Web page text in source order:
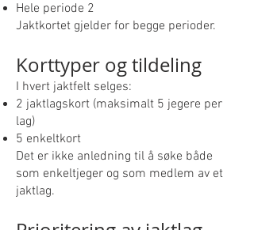
Hele periode 2
Jaktkortet gjelder for begge perioder.
Korttyper og tildeling
I hvert jaktfelt selges:
2 jaktlagskort (maksimalt 5 jegere per
lag)
5 enkeltkort
Det er ikke anledning til å søke både
som enkeltjeger og som medlem av et
jaktlag.